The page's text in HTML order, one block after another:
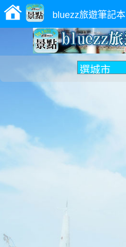
bluezz旅遊筆記本